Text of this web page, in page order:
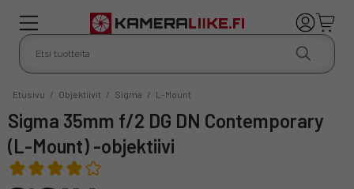
Etusivu / Objektiivit / Sigma / L-Mount
Sigma 35mm f/2 DG DN Contemporary
(L-Mount) -objektiivi